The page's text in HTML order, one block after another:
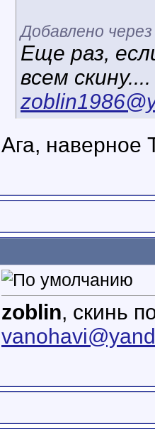
Добавлено
Еще раз,
всем скину....
Ага, наверное
zoblin, скинь